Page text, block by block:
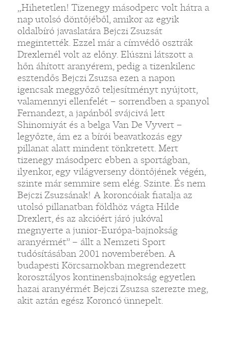
„Hihetetlen! Tizenegy másodperc volt hátra a
nap utolsó döntőjéből, amikor az egyik
oldalbíró javaslatára Bejczi Zsuzsát
megintették. Ezzel már a címvédő osztrák
Drexlernél volt az előny. Elúszni látszott a
hőn áhított aranyérem, pedig a tizenkilenc
esztendős Bejczi Zsuzsa ezen a napon
igencsak meggyőző teljesítményt nyújtott,
valamennyi ellenfelét – sorrendben a spanyol
Fernandezt, a japánból svájcivá lett
Shinomiyát és a belga Van De Vyvert –
legyőzte, ám ez a bírói beavatkozás egy
pillanat alatt mindent tönkretett. Mert
tizenegy másodperc ebben a sportágban,
ilyenkor, egy világverseny döntőjének végén,
szinte már semmire sem elég. Szinte. És nem
Bejczi Zsuzsának! A koroncóiak fiatalja az
utolsó pillanatban földhöz vágta Hilde
Drexlert, és az akcióért járó jukóval
megnyerte a junior-Európa-bajnokság
aranyérmét” – állt a Nemzeti Sport
tudósításában 2001 novemberében. A
budapesti Körcsarnokban megrendezett
korosztályos kontinensbajnokság egyetlen
hazai aranyérmét Bejczi Zsuzsa szerezte meg,
akit aztán egész Koroncó ünnepelt.